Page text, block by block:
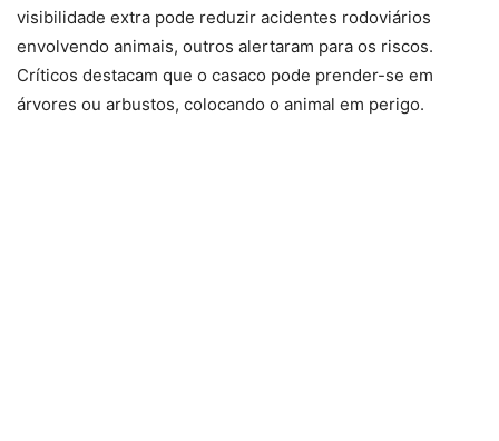
visibilidade extra pode reduzir acidentes rodoviários
envolvendo animais, outros alertaram para os riscos.
Críticos destacam que o casaco pode prender-se em
árvores ou arbustos, colocando o animal em perigo.